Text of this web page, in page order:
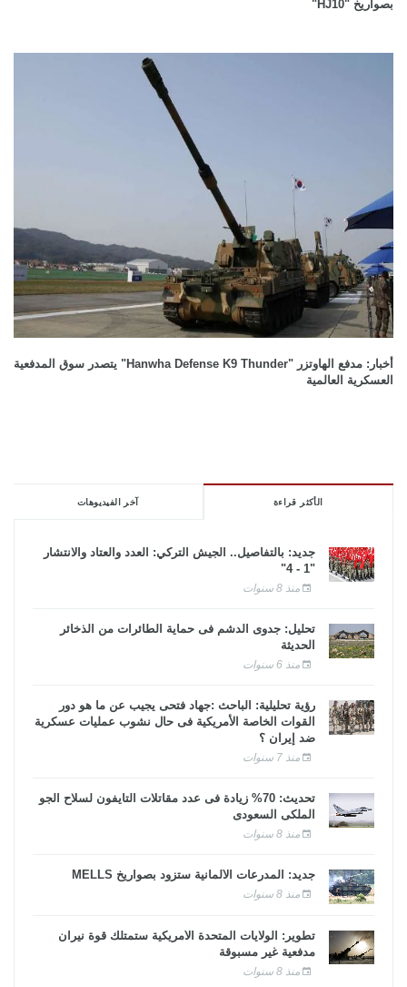
بصواريخ "HJ10"
أخبار: مدفع الهاوتزر "Hanwha Defense K9 Thunder" يتصدر سوق المدفعية
العسكرية العالمية
الأكثر قراءة آخر الفيديوهات
جديد: بالتفاصيل.. الجيش التركي: العدد والعتاد والانتشار
"1 - 4"
منذ 8 سنوات
تحليل: جدوى الدشم فى حماية الطائرات من الذخائر
الحديثة
منذ 6 سنوات
رؤية تحليلية: الباحث :جهاد فتحى يجيب عن ما هو دور
القوات الخاصة الأمريكية فى حال نشوب عمليات عسكرية
ضد إيران ؟
منذ 7 سنوات
تحديث: 70% زيادة فى عدد مقاتلات التايفون لسلاح الجو
الملكى السعودى
منذ 8 سنوات
جديد: المدرعات الألمانية ستزود بصواريخ MELLS
منذ 8 سنوات
تطوير: الولايات المتحدة الأمريكية ستمتلك قوة نيران
مدفعية غير مسبوقة
منذ 8 سنوات